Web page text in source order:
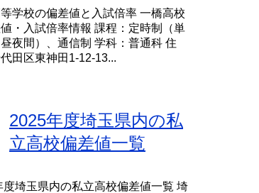
学校の偏差値と入試倍率 一橋高校
・入試倍率情報 課程：定時制（単
夜間）、通信制 学科：普通科 住
田区東神田1-12-13...
2025年度埼玉県内の私
立高校偏差値一覧
度埼玉県内の私立高校偏差値一覧 埼